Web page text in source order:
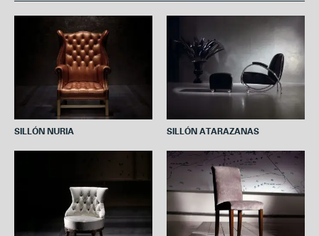
o
e
r
e
s
t
A
p
p
SILLÓN NURIA SILLÓN ATARAZANAS